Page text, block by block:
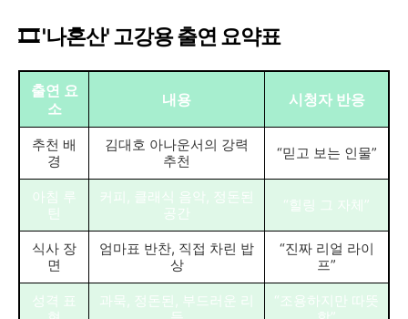
🎞️ '나혼산' 고강용 출연 요약표
출연 요
소
내용 시청자 반응
추천 배
경
김대호 아나운서의 강력
추천
“믿고 보는 인물”
아침 루
틴
커피, 클래식 음악, 정돈된
공간
“힐링 그 자체”
식사 장
면
엄마표 반찬, 직접 차린 밥
상
“진짜 리얼 라이
프”
성격 표
과묵, 정돈된, 부드러운 리
“조용하지만 따뜻